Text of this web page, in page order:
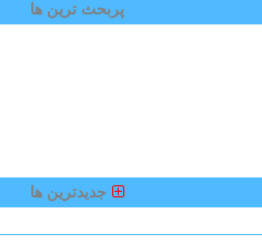
پربحث ترین ها
جدیدترین ها